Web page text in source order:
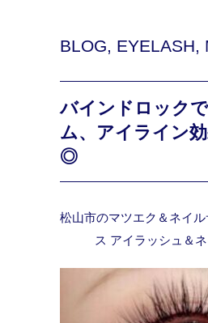
BLOG, EYELASH,
バインドロック
ム、アイライン
◎
松山市のマツエク＆ネイ
ス アイラッシュ＆ネ